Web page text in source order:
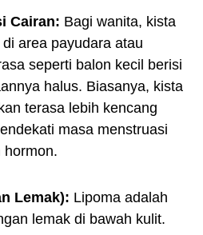
Cairan: Bagi wanita, kista
area payudara atau
seperti balon kecil berisi
halus. Biasanya, kista
terasa lebih kencang
masa menstruasi
hormon.
Lemak): Lipoma adalah
lemak di bawah kulit.